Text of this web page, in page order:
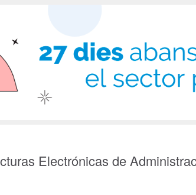
Electrónicas de